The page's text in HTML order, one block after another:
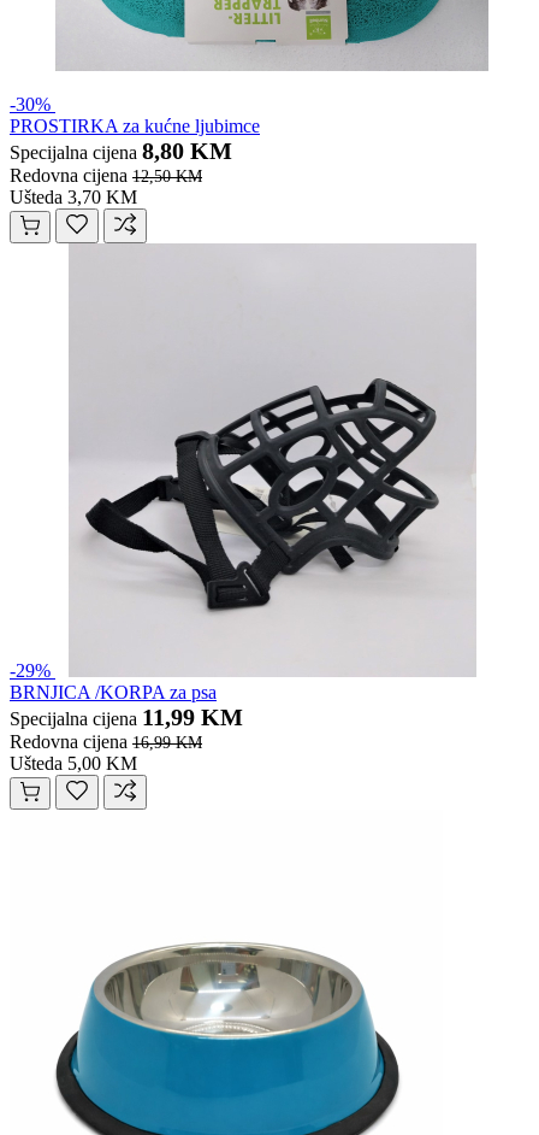
-30%
PROSTIRKA za kućne ljubimce
Specijalna cijena 8,80 KM
Redovna cijena 12,50 KM
Ušteda 3,70 KM
-29%
BRNJICA /KORPA za psa
Specijalna cijena 11,99 KM
Redovna cijena 16,99 KM
Ušteda 5,00 KM